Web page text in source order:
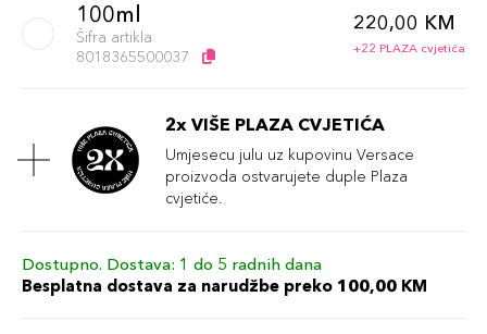
100ml
Šifra artikla
8018365500037
220,00 KM
+22 PLAZA cvjetića
2x VIŠE PLAZA CVJETIĆA
Umjesecu julu uz kupovinu Versace
proizvoda ostvarujete duple Plaza
cvjetiće.
Dostupno. Dostava: 1 do 5 radnih dana
Besplatna dostava za narudžbe preko 100,00 KM